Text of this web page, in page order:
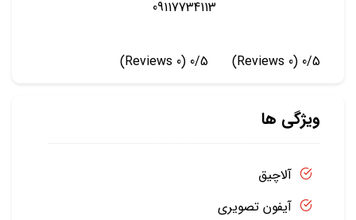
09117734113
0/5
(0 Reviews)
0/5
(0 Reviews)
ویژگی ها
آلاچیق
آیفون تصویری